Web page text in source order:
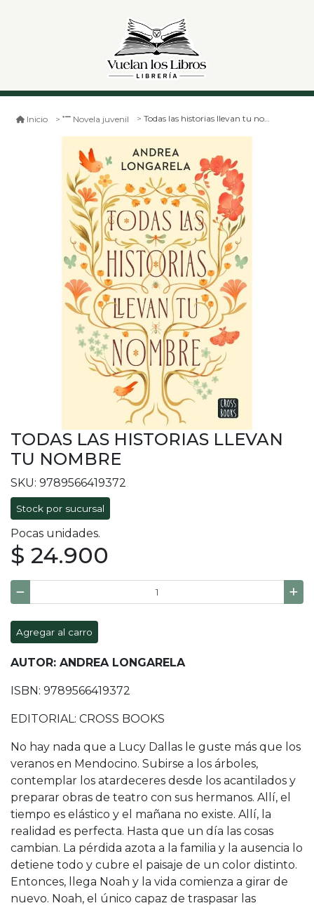
Inicio Novela juvenil Todas las historias llevan tu nombre
TODAS LAS HISTORIAS LLEVAN
TU NOMBRE
SKU: 9789566419372
Stock por sucursal
Pocas unidades.
$ 24.900
Agregar al carro
AUTOR: ANDREA LONGARELA
ISBN: 9789566419372
EDITORIAL: CROSS BOOKS
No hay nada que a Lucy Dallas le guste más que los
veranos en Mendocino. Subirse a los árboles,
contemplar los atardeceres desde los acantilados y
preparar obras de teatro con sus hermanos. Allí, el
tiempo es elástico y el mañana no existe. Allí, la
realidad es perfecta. Hasta que un día las cosas
cambian. La pérdida azota a la familia y la ausencia lo
detiene todo y cubre el paisaje de un color distinto.
Entonces, llega Noah y la vida comienza a girar de
nuevo. Noah, el único capaz de traspasar las